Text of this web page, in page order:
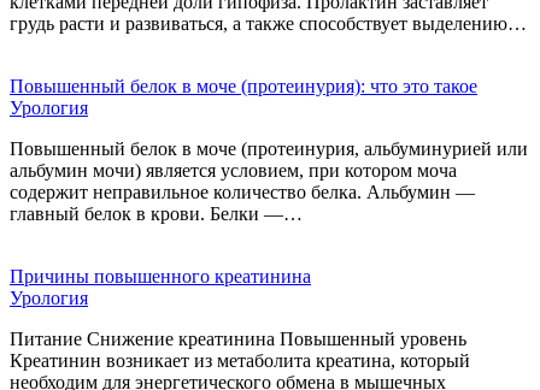
грудь расти и развиваться, а также способствует выделению…
Повышенный белок в моче (протеинурия): что это такое
Урология
Повышенный белок в моче (протеинурия, альбуминурией или
альбумин мочи) является условием, при котором моча
содержит неправильное количество белка. Альбумин —
главный белок в крови. Белки —…
Причины повышенного креатинина
Урология
Питание Снижение креатинина Повышенный уровень
Креатинин возникает из метаболита креатина, который
необходим для энергетического обмена в мышечных